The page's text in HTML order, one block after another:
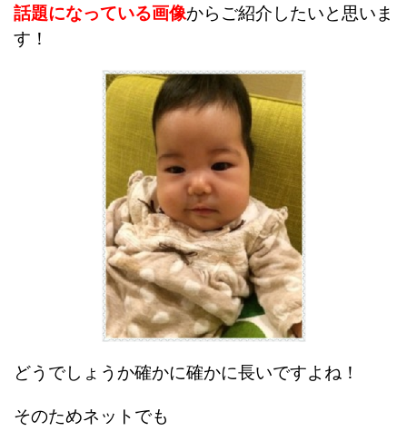
話題になっている画像からご紹介したいと思いま
す！
どうでしょうか確かに確かに長いですよね！
そのためネットでも